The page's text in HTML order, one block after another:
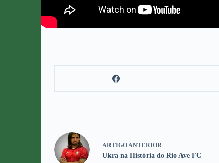
ARTIGO ANTERIOR
Ukra na História do Rio Ave FC